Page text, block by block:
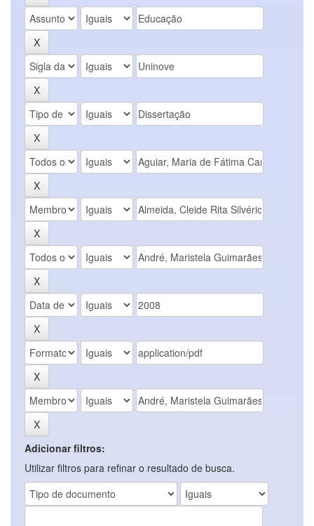
Adicionar filtros:
Utilizar filtros para refinar o resultado de busca.